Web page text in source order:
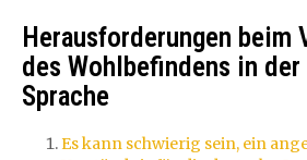
Herausforderungen beim
des Wohlbefindens in
Sprache
Es kann schwierig sein, ein